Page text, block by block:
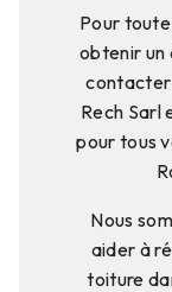
Pour
obtenir un
contacter
Rech Sarl
pour tous
Nous
aider à
toiture